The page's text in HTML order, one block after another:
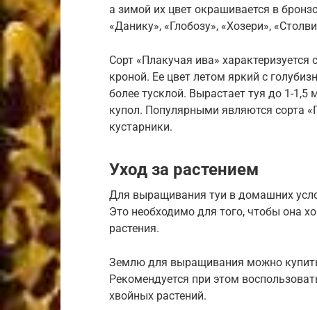
а зимой их цвет окрашивается в
«Данику», «Глобозу», «Хозери»,
Сорт «Плакучая ива»
кроной. Ее цвет летом яркий с
более тусклой. Вырастает туя до 1-
купол. Популярными являются сорта
кустарники.
Уход за растением
Для выращивания туи в домашних
Это необходимо для того, чтобы она
растения.
Землю для выращивания можно
Рекомендуется при этом
хвойных растений.